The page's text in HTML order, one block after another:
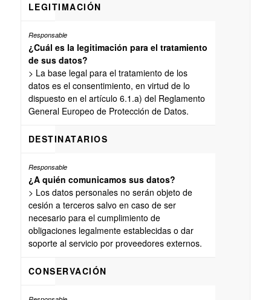
LEGITIMACIÓN
¿Cuál es la legitimación para el tratamiento
de sus datos?
> La base legal para el tratamiento de los
datos es el consentimiento, en virtud de lo
dispuesto en el artículo 6.1.a) del Reglamento
General Europeo de Protección de Datos.
DESTINATARIOS
¿A quién comunicamos sus datos?
> Los datos personales no serán objeto de
cesión a terceros salvo en caso de ser
necesario para el cumplimiento de
obligaciones legalmente establecidas o dar
soporte al servicio por proveedores externos.
CONSERVACIÓN